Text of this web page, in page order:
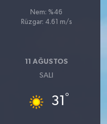
Nem: %46
Rüzgar: 4.61 m/s
11 AĞUSTOS
SALI
31 °